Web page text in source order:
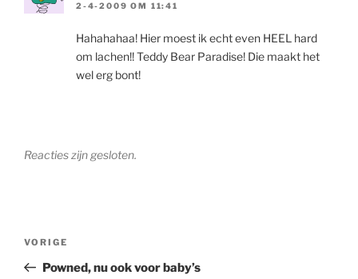
2-4-2009 OM 11:41
Hahahahaa! Hier moest ik echt even HEEL hard
om lachen!! Teddy Bear Paradise! Die maakt het
wel erg bont!
Reacties zijn gesloten.
Vorig
bericht
VORIGE
Powned, nu ook voor baby’s